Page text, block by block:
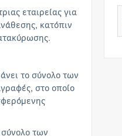
εταιρείας για
κατόπιν
το σύνολο των
στο οποίο
των